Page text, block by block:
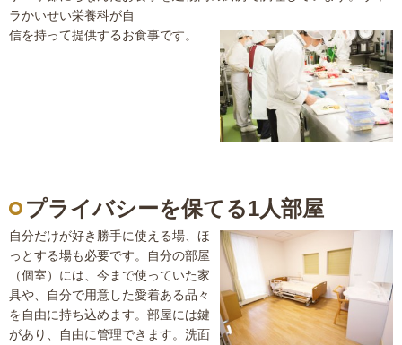
ラかいせい栄養科が自
信を持って提供するお食事です。
プライバシーを保てる1人部屋
自分だけが好き勝手に使える場、ほ
っとする場も必要です。自分の部屋
（個室）には、今まで使っていた家
具や、自分で用意した愛着ある品々
を自由に持ち込めます。部屋には鍵
があり、自由に管理できます。洗面